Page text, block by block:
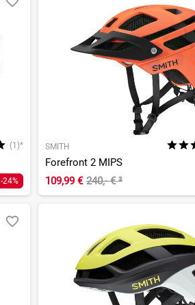
(1)*
-24%
SMITH
Forefront 2 MIPS
109,99 € 240,- €²